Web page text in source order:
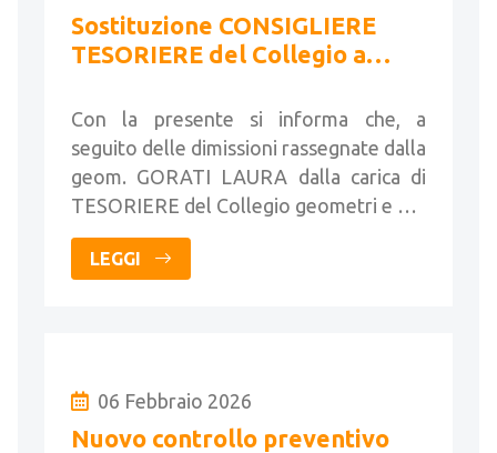
Sostituzione CONSIGLIERE
TESORIERE del Collegio a
Con la presente si informa che, a
seguito delle dimissioni rassegnate dalla
geom. GORATI LAURA dalla carica di
TESORIERE del Collegio geometri e …
LEGGI
06 Febbraio 2026
Nuovo controllo preventivo